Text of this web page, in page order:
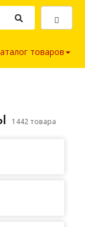
товаров
1442 товара